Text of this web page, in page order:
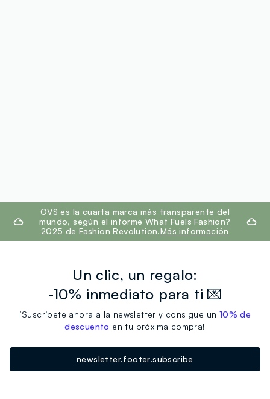
footer.ariatitleOVS es la cuarta marca más transparente del
mundo, según el informe What Fuels Fashion?
2025 de Fashion Revolution.Más información
Un clic, un regalo:
-10% inmediato para ti 💌
¡Suscríbete ahora a la newsletter y consigue un 10% de
descuento en tu próxima compra!
newsletter.footer.subscribe